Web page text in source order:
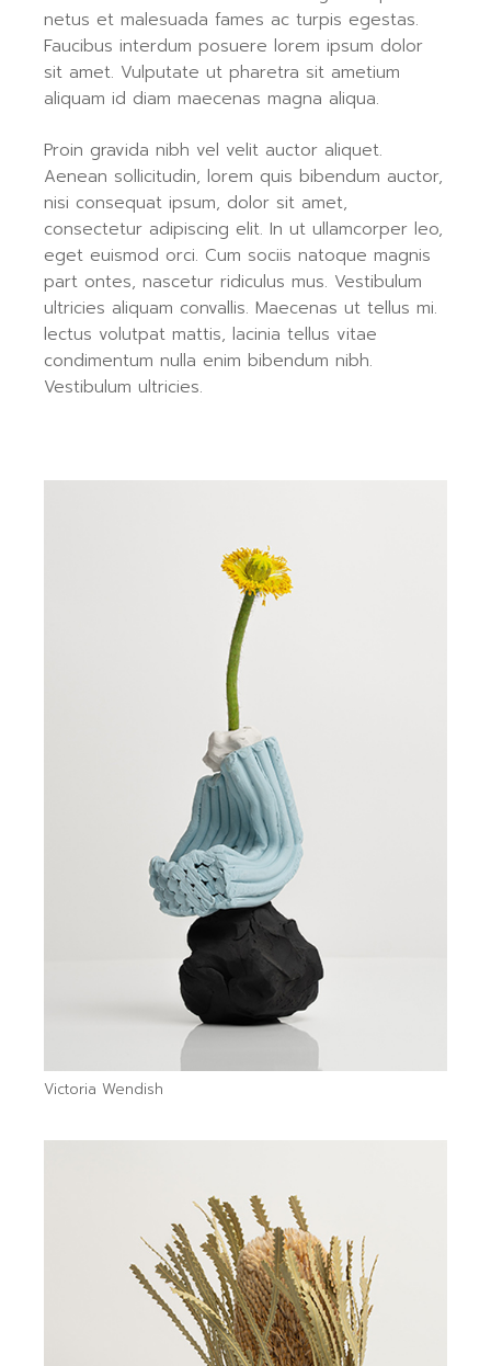
netus et malesuada fames ac turpis egestas.
Faucibus interdum posuere lorem ipsum dolor
sit amet. Vulputate ut pharetra sit ametium
aliquam id diam maecenas magna aliqua.
Proin gravida nibh vel velit auctor aliquet.
Aenean sollicitudin, lorem quis bibendum auctor,
nisi consequat ipsum, dolor sit amet,
consectetur adipiscing elit. In ut ullamcorper leo,
eget euismod orci. Cum sociis natoque magnis
part ontes, nascetur ridiculus mus. Vestibulum
ultricies aliquam convallis. Maecenas ut tellus mi.
lectus volutpat mattis, lacinia tellus vitae
condimentum nulla enim bibendum nibh.
Vestibulum ultricies.
Victoria Wendish